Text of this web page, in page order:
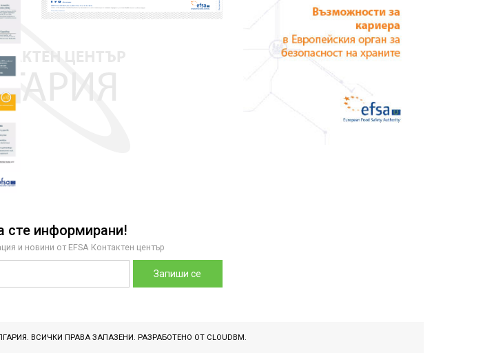
сте информирани!
и новини от EFSA Контактен център
Запиши се
ВСИЧКИ ПРАВА ЗАПАЗЕНИ. РАЗРАБОТЕНО ОТ CLOUDBM.